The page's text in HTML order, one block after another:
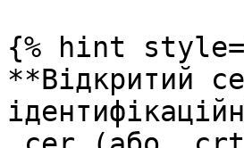
{% hint
**Відкритий